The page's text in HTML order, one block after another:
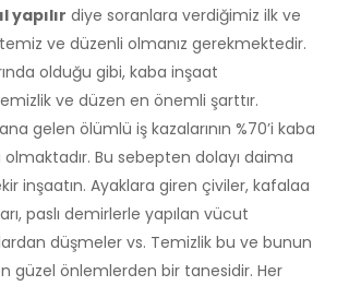
yapılır diye soranlara verdiğimiz ilk ve
ve düzenli olmanız gerekmektedir.
olduğu gibi, kaba inşaat
ve düzen en önemli şarttır.
gelen ölümlü iş kazalarının %70’i kaba
olmaktadır. Bu sebepten dolayı daima
inşaatın. Ayaklara giren çiviler, kafalaa
paslı demirlerle yapılan vücut
düşmeler vs. Temizlik bu ve bunun
güzel önlemlerden bir tanesidir. Her